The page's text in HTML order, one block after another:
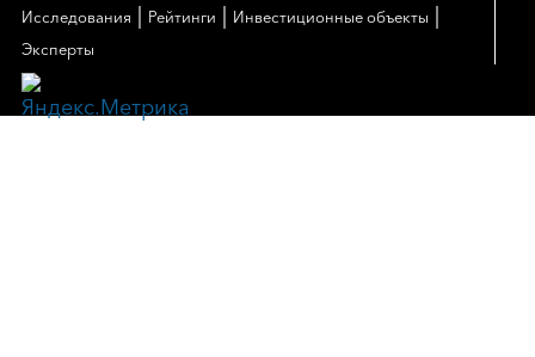
Исследования
Рейтинги Инвестиционные объекты
Эксперты